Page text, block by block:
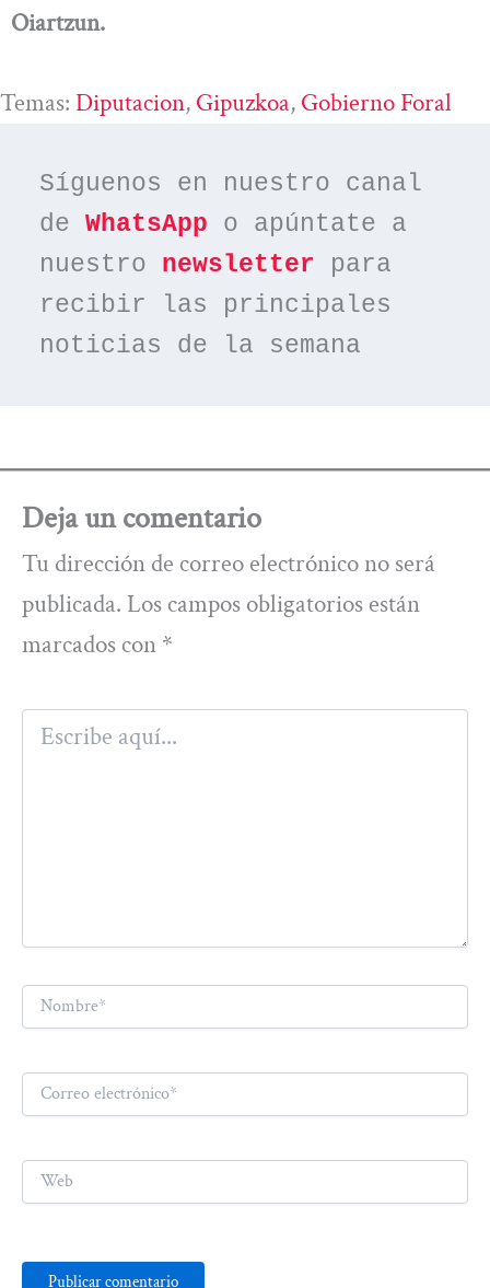
Oiartzun.
Temas: Diputacion, Gipuzkoa, Gobierno Foral
Síguenos en nuestro canal
de WhatsApp o apúntate a
nuestro newsletter para
recibir las principales
noticias de la semana
Deja un comentario
Tu dirección de correo electrónico no será
publicada. Los campos obligatorios están
marcados con *
Escribe
aquí...
Nombre*
Correo
electrónico*
Web